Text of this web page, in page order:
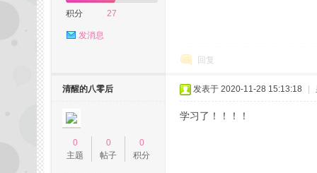
积分 27
发消息
回复
清醒的八零后
0
主题
0
帖子
0
积分
发表于 2020-11-28 15:13:18
学习了！！！！